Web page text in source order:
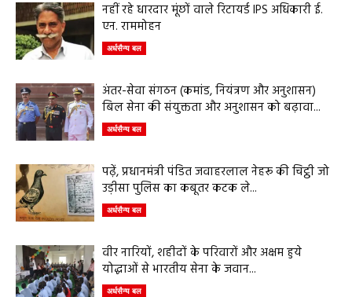
नहीं रहे धारदार मूंछों वाले रिटायर्ड IPS अधिकारी ई.
एन. राममोहन
अर्धसैन्य बल
अंतर-सेवा संगठन (कमांड, नियंत्रण और अनुशासन)
बिल सेना की संयुक्तता और अनुशासन को बढ़ावा...
अर्धसैन्य बल
पढ़ें, प्रधानमंत्री पंडित जवाहरलाल नेहरू की चिट्ठी जो
उड़ीसा पुलिस का कबूतर कटक ले...
अर्धसैन्य बल
वीर नारियों, शहीदों के परिवारों और अक्षम हुये
योद्धाओं से भारतीय सेना के जवान...
अर्धसैन्य बल